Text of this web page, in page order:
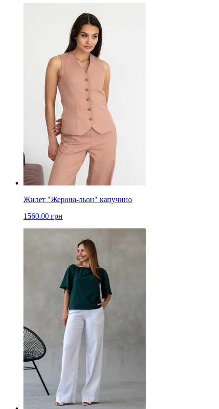
Жилет "Жерона-льон" капучино
1560.00 грн